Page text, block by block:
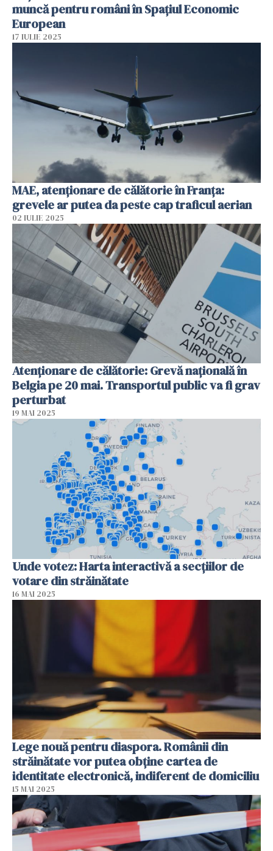
muncă pentru români în Spațiul Economic
European
17 IULIE 2025
MAE, atenţionare de călătorie în Franţa:
grevele ar putea da peste cap traficul aerian
02 IULIE 2025
Atenționare de călătorie: Grevă națională în
Belgia pe 20 mai. Transportul public va fi grav
perturbat
19 MAI 2025
Unde votez: Harta interactivă a secțiilor de
votare din străinătate
16 MAI 2025
Lege nouă pentru diaspora. Românii din
străinătate vor putea obține cartea de
identitate electronică, indiferent de domiciliu
15 MAI 2025